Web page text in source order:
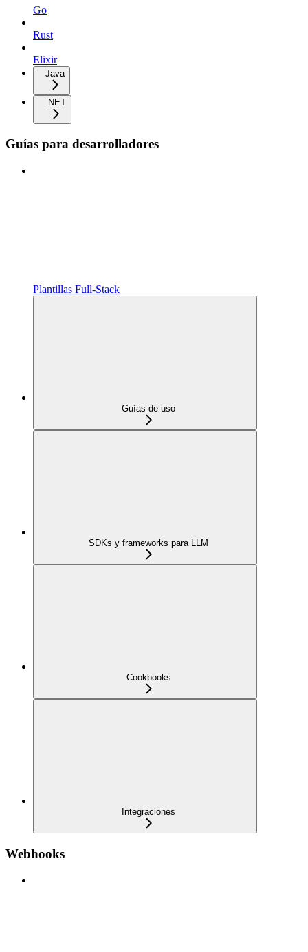
Go
Rust
Elixir
Java
.NET
Guías para desarrolladores
Plantillas Full‑Stack
Guías de uso
SDKs y frameworks para LLM
Cookbooks
Integraciones
Webhooks